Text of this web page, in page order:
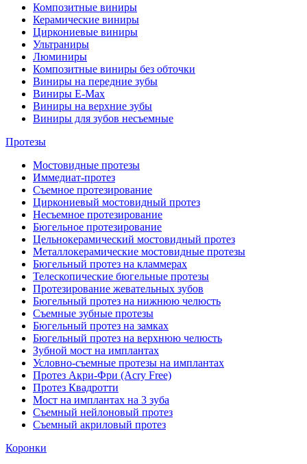
Композитные виниры
Керамические виниры
Циркониевые виниры
Ультраниры
Люминиры
Композитные виниры без обточки
Виниры на передние зубы
Виниры E-Max
Виниры на верхние зубы
Виниры для зубов несъемные
Протезы
Мостовидные протезы
Иммедиат-протез
Съемное протезирование
Циркониевый мостовидный протез
Несъемное протезирование
Бюгельное протезирование
Цельнокерамический мостовидный протез
Металлокерамические мостовидные протезы
Бюгельный протез на кламмерах
Телескопические бюгельные протезы
Протезирование жевательных зубов
Бюгельный протез на нижнюю челюсть
Съемные зубные протезы
Бюгельный протез на замках
Бюгельный протез на верхнюю челюсть
Зубной мост на имплантах
Условно-съемные протезы на имплантах
Протез Акри-Фри (Acry Free)
Протез Квадротти
Мост на имплантах на 3 зуба
Съемный нейлоновый протез
Съемный акриловый протез
Коронки